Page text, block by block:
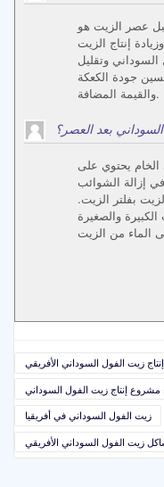
عصر الزيت هو
إنتاج الزيت
وتقليل
جودة الكعكة
والقيمة المضافة.
بعد العصر؟
الخام يحتوي على
إزالة الشوائب
بفلتر الزيت.
والصغيرة
إنتاج زيت الفول السوداني الأفريقي
مشروع إنتاج زيت الفول السوداني
زيت الفول السوداني في أفريقيا
زيت الفول السوداني الأفريقي